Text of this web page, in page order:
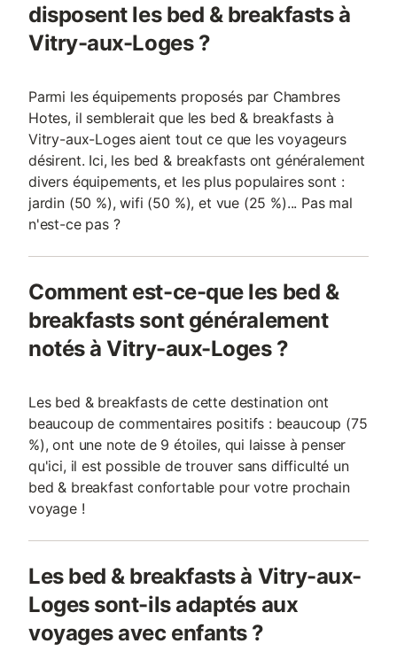
disposent les bed & breakfasts à
Vitry-aux-Loges ?
Parmi les équipements proposés par Chambres
Hotes, il semblerait que les bed & breakfasts à
Vitry-aux-Loges aient tout ce que les voyageurs
désirent. Ici, les bed & breakfasts ont généralement
divers équipements, et les plus populaires sont :
jardin (50 %), wifi (50 %), et vue (25 %)... Pas mal
n'est-ce pas ?
Comment est-ce-que les bed &
breakfasts sont généralement
notés à Vitry-aux-Loges ?
Les bed & breakfasts de cette destination ont
beaucoup de commentaires positifs : beaucoup (75
%), ont une note de 9 étoiles, qui laisse à penser
qu'ici, il est possible de trouver sans difficulté un
bed & breakfast confortable pour votre prochain
voyage !
Les bed & breakfasts à Vitry-aux-
Loges sont-ils adaptés aux
voyages avec enfants ?